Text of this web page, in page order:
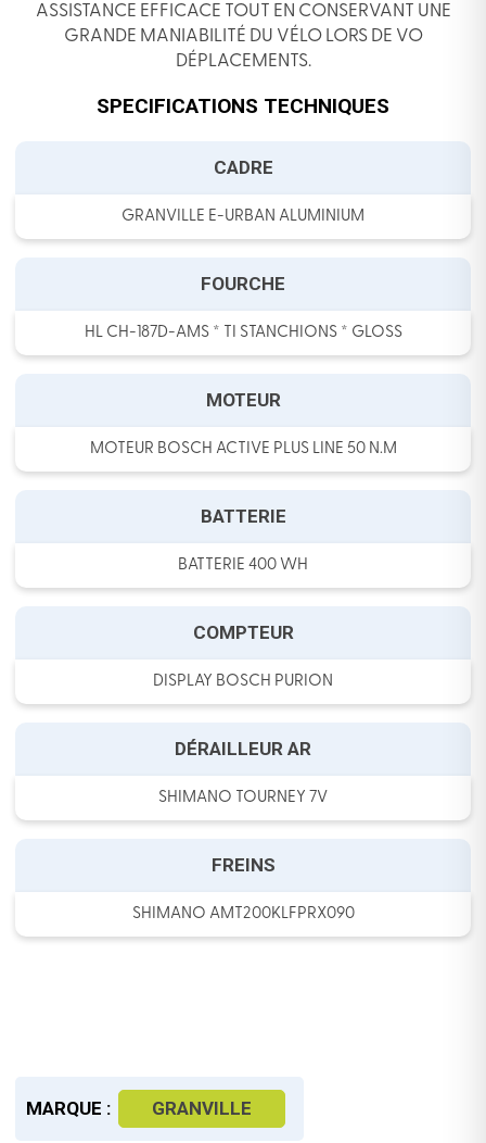
ASSISTANCE EFFICACE TOUT EN CONSERVANT UNE
GRANDE MANIABILITÉ DU VÉLO LORS DE VO
DÉPLACEMENTS.
SPECIFICATIONS TECHNIQUES
CADRE
GRANVILLE E-URBAN ALUMINIUM
FOURCHE
HL CH-187D-AMS * TI STANCHIONS * GLOSS
MOTEUR
MOTEUR BOSCH ACTIVE PLUS LINE 50 N.M
BATTERIE
BATTERIE 400 WH
COMPTEUR
DISPLAY BOSCH PURION
DÉRAILLEUR AR
SHIMANO TOURNEY 7V
FREINS
SHIMANO AMT200KLFPRX090
MARQUE : GRANVILLE